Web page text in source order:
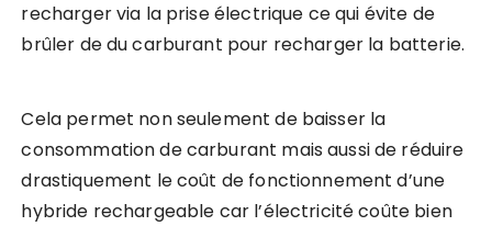
recharger via la prise électrique ce qui évite de
brûler de du carburant pour recharger la batterie.
Cela permet non seulement de baisser la
consommation de carburant mais aussi de réduire
drastiquement le coût de fonctionnement d’une
hybride rechargeable car l’électricité coûte bien